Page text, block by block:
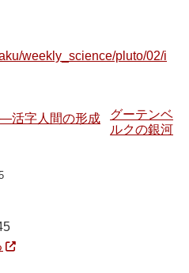
weekly_science/pluto/02/i
グーテンベ
ルクの銀河
5